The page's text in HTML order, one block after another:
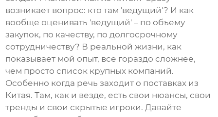
возникает вопрос: кто там 'ведущий'? И как
вообще оценивать 'ведущий' – по объему
закупок, по качеству, по долгосрочному
сотрудничеству? В реальной жизни, как
показывает мой опыт, все гораздо сложнее,
чем просто список крупных компаний.
Особенно когда речь заходит о поставках из
Китая. Там, как и везде, есть свои нюансы, свои
тренды и свои скрытые игроки. Давайте